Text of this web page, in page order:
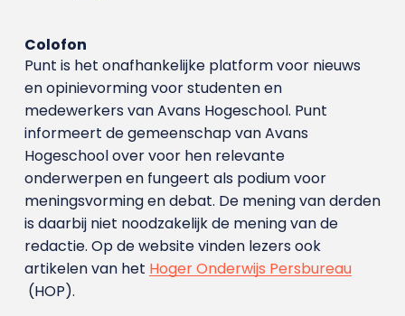
Colofon
Punt is het onafhankelijke platform voor nieuws
en opinievorming voor studenten en
medewerkers van Avans Hoge­school. Punt
informeert de gemeenschap van Avans
Hogeschool over voor hen relevante
onderwerpen en fungeert als podium voor
meningsvorming en debat. De mening van derden
is daarbij niet noodzakelijk de mening van de
redactie. Op de website vinden lezers ook
artikelen van het Hoger Onderwijs Persbureau
(HOP).